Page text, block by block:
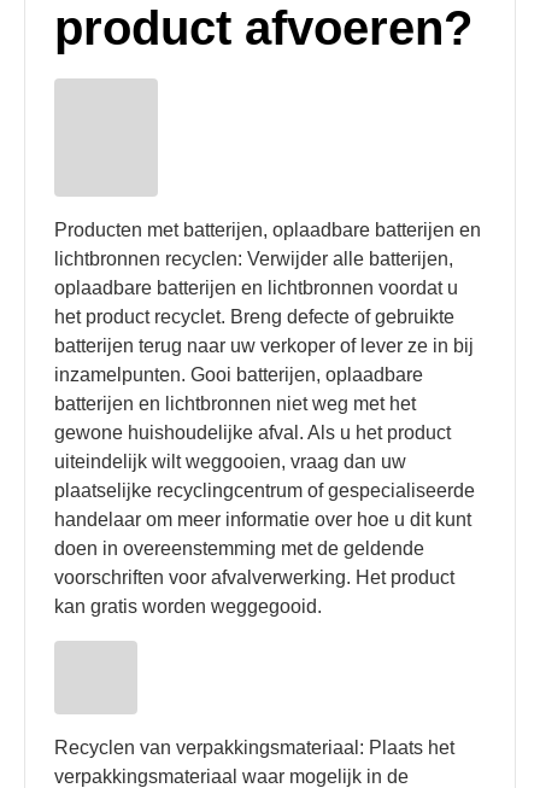
product afvoeren?
Producten met batterijen, oplaadbare batterijen en
lichtbronnen recyclen: Verwijder alle batterijen,
oplaadbare batterijen en lichtbronnen voordat u
het product recyclet. Breng defecte of gebruikte
batterijen terug naar uw verkoper of lever ze in bij
inzamelpunten. Gooi batterijen, oplaadbare
batterijen en lichtbronnen niet weg met het
gewone huishoudelijke afval. Als u het product
uiteindelijk wilt weggooien, vraag dan uw
plaatselijke recyclingcentrum of gespecialiseerde
handelaar om meer informatie over hoe u dit kunt
doen in overeenstemming met de geldende
voorschriften voor afvalverwerking. Het product
kan gratis worden weggegooid.
Recyclen van verpakkingsmateriaal: Plaats het
verpakkingsmateriaal waar mogelijk in de